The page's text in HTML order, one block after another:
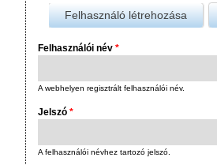
Felhasználó létrehozása
Felhasználói név *
A webhelyen regisztrált felhasználói név.
Jelszó *
A felhasználói névhez tartozó jelszó.